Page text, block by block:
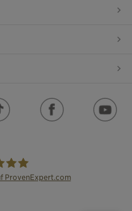
ProvenExpert.com